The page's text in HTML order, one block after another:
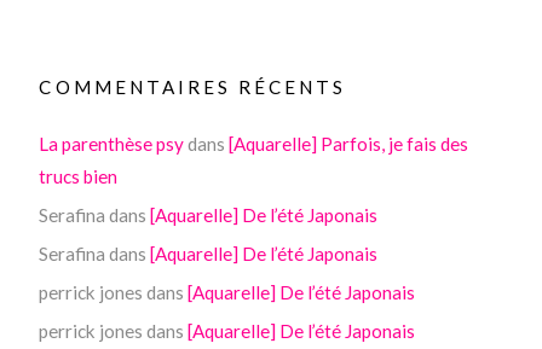
COMMENTAIRES RÉCENTS
La parenthèse psydans[Aquarelle] Parfois, je fais des
trucs bien
Serafina dans[Aquarelle] De l’été Japonais
Serafina dans[Aquarelle] De l’été Japonais
perrick jones dans[Aquarelle] De l’été Japonais
perrick jones dans[Aquarelle] De l’été Japonais